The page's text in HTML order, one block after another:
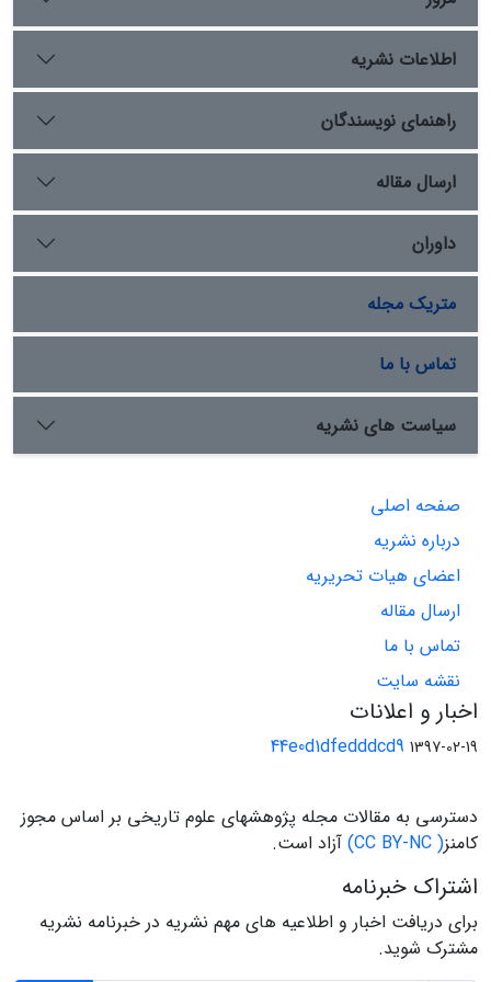
اطلاعات نشریه
راهنمای نویسندگان
ارسال مقاله
داوران
متریک مجله
تماس با ما
سیاست های نشریه
صفحه اصلی
درباره نشریه
اعضای هیات تحریریه
ارسال مقاله
تماس با ما
نقشه سایت
اخبار و اعلانات
44e0d1dfedddcd9 1397-02-19
دسترسی به مقالات مجله پژوهشهای علوم تاریخی بر اساس مجوز
کامنز( CC BY-NC) آزاد است.
اشتراک خبرنامه
برای دریافت اخبار و اطلاعیه های مهم نشریه در خبرنامه نشریه
مشترک شوید.